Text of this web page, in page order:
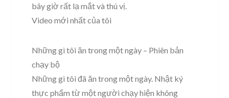
bây giờ rất lạ mắt và thú vị.
Video mới nhất của tôi
Những gì tôi ăn trong một ngày – Phiên bản
chạy bộ
Những gì tôi đã ăn trong một ngày. Nhật ký
thực phẩm từ một người chạy hiện không